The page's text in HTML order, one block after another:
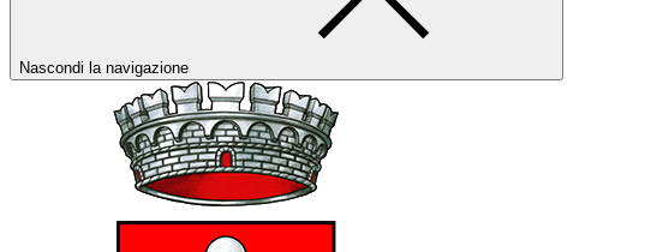
Nascondi la navigazione